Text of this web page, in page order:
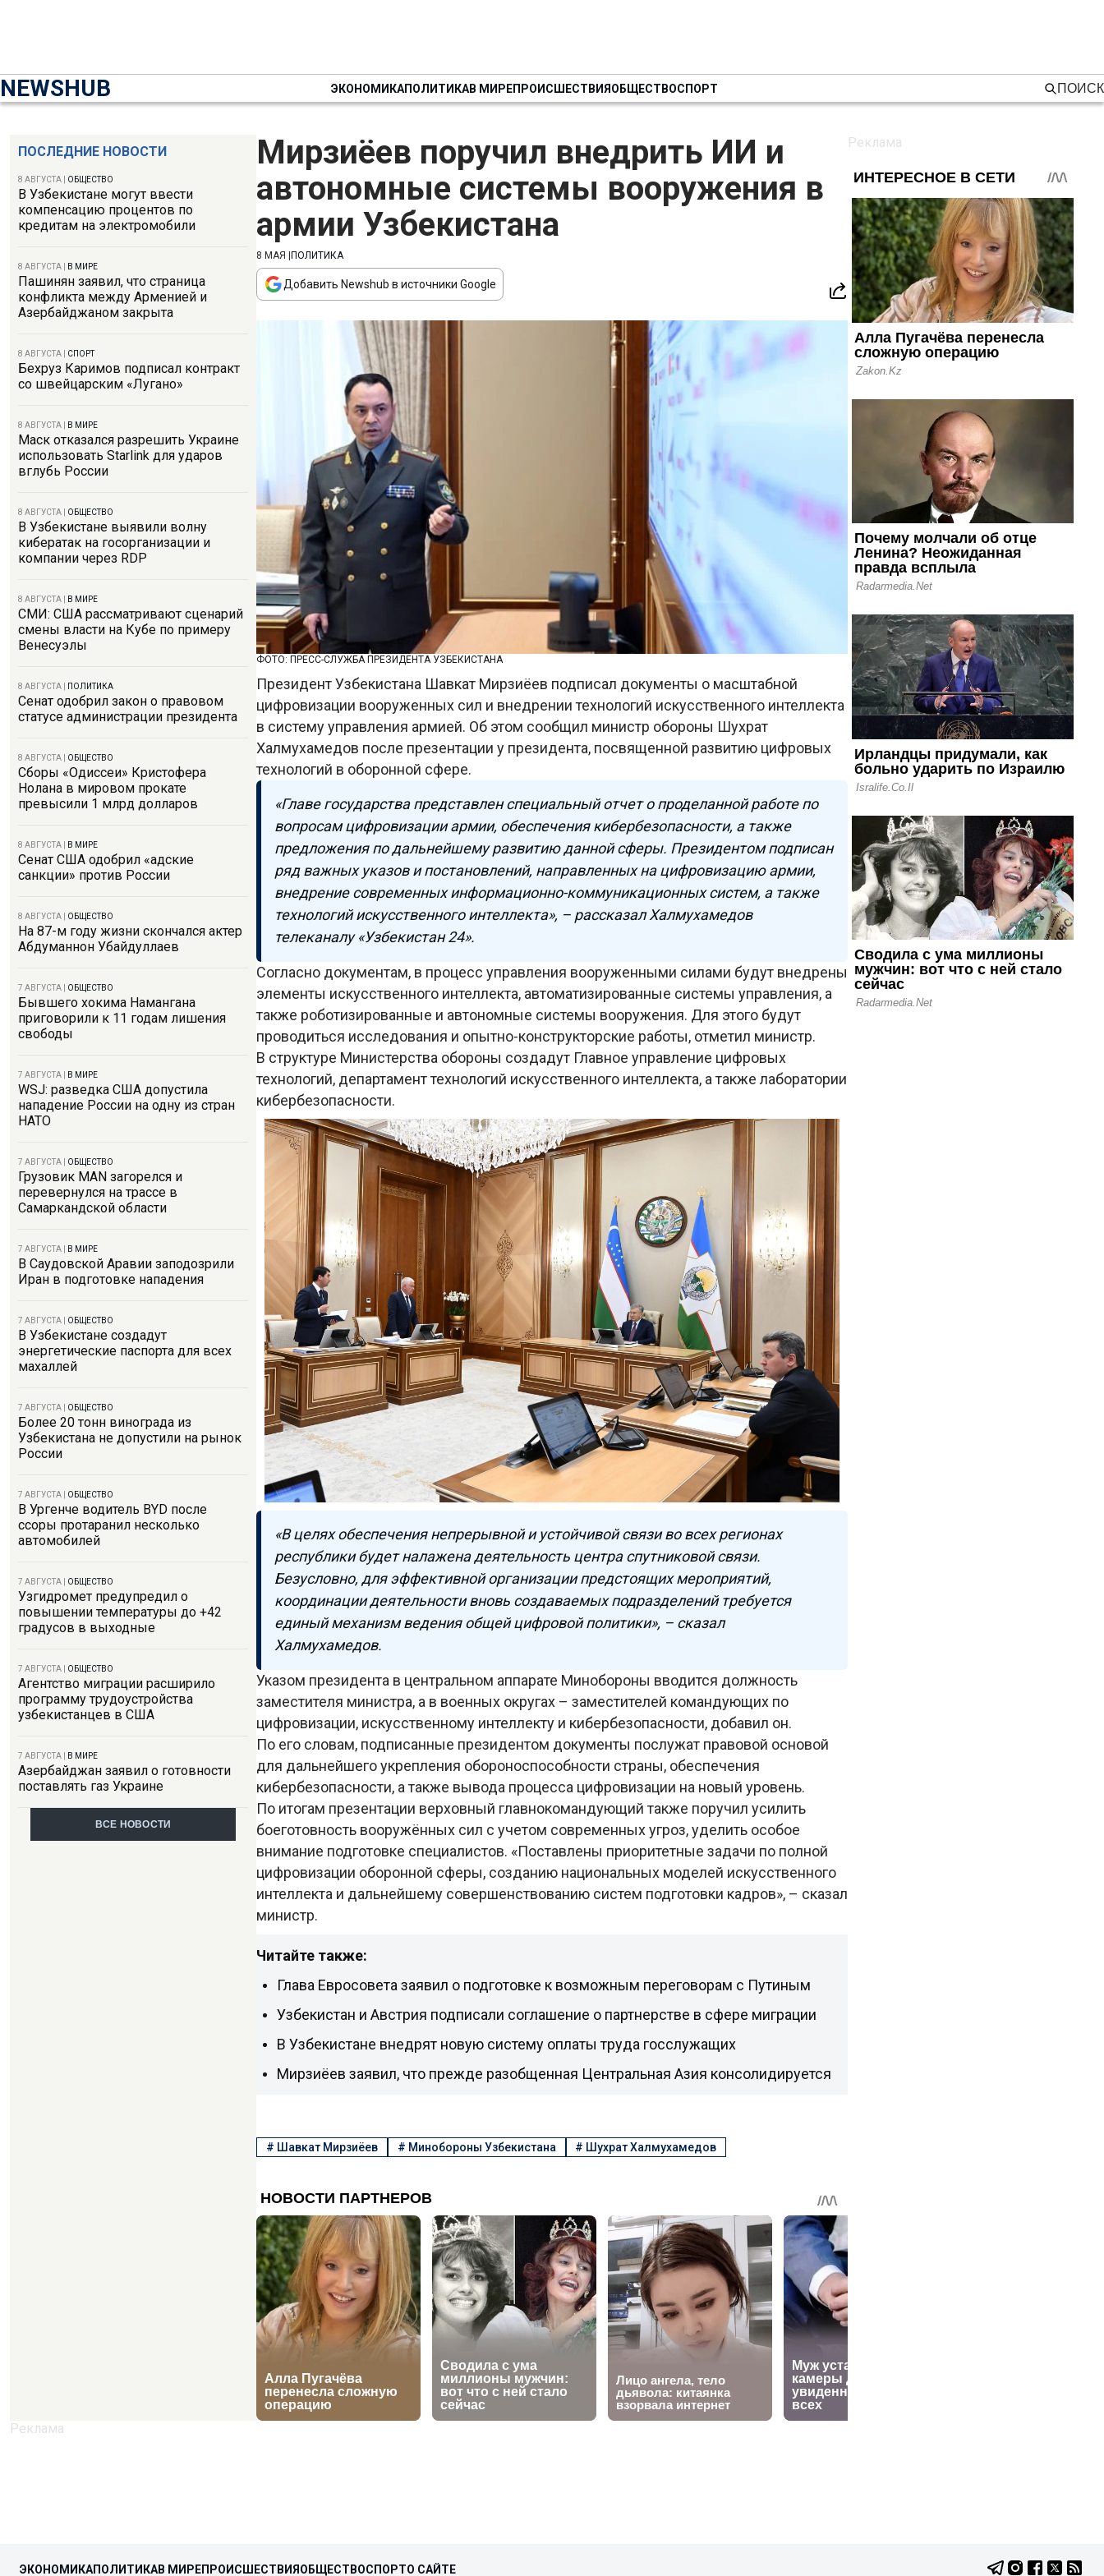
NEWSHUB ЭКОНОМИКАПОЛИТИКАВ МИРЕПРОИСШЕСТВИЯОБЩЕСТВОСПОРТ ПОИСК
ПОСЛЕДНИЕ НОВОСТИ
8 АВГУСТА ОБЩЕСТВО
В Узбекистане могут ввести
компенсацию процентов по
кредитам на электромобили
8 АВГУСТА В МИРЕ
Пашинян заявил, что страница
конфликта между Арменией и
Азербайджаном закрыта
8 АВГУСТА СПОРТ
Бехруз Каримов подписал контракт
со швейцарским «Лугано»
8 АВГУСТА В МИРЕ
Маск отказался разрешить Украине
использовать Starlink для ударов
вглубь России
8 АВГУСТА ОБЩЕСТВО
В Узбекистане выявили волну
кибератак на госорганизации и
компании через RDP
8 АВГУСТА В МИРЕ
СМИ: США рассматривают сценарий
смены власти на Кубе по примеру
Венесуэлы
8 АВГУСТА ПОЛИТИКА
Сенат одобрил закон о правовом
статусе администрации президента
8 АВГУСТА ОБЩЕСТВО
Сборы «Одиссеи» Кристофера
Нолана в мировом прокате
превысили 1 млрд долларов
8 АВГУСТА В МИРЕ
Сенат США одобрил «адские
санкции» против России
8 АВГУСТА ОБЩЕСТВО
На 87-м году жизни скончался актер
Абдуманнон Убайдуллаев
7 АВГУСТА ОБЩЕСТВО
Бывшего хокима Намангана
приговорили к 11 годам лишения
свободы
7 АВГУСТА В МИРЕ
WSJ: разведка США допустила
нападение России на одну из стран
НАТО
7 АВГУСТА ОБЩЕСТВО
Грузовик MAN загорелся и
перевернулся на трассе в
Самаркандской области
7 АВГУСТА В МИРЕ
В Саудовской Аравии заподозрили
Иран в подготовке нападения
7 АВГУСТА ОБЩЕСТВО
В Узбекистане создадут
энергетические паспорта для всех
махаллей
7 АВГУСТА ОБЩЕСТВО
Более 20 тонн винограда из
Узбекистана не допустили на рынок
России
7 АВГУСТА ОБЩЕСТВО
В Ургенче водитель BYD после
ссоры протаранил несколько
автомобилей
7 АВГУСТА ОБЩЕСТВО
Узгидромет предупредил о
повышении температуры до +42
градусов в выходные
7 АВГУСТА ОБЩЕСТВО
Агентство миграции расширило
программу трудоустройства
узбекистанцев в США
7 АВГУСТА В МИРЕ
Азербайджан заявил о готовности
поставлять газ Украине
ВСЕ НОВОСТИ
Мирзиёев поручил внедрить ИИ и
автономные системы вооружения в
армии Узбекистана
8 МАЯ ПОЛИТИКА
Добавить Newshub в источники Google
ФОТО: ПРЕСС-СЛУЖБА ПРЕЗИДЕНТА УЗБЕКИСТАНА
Президент Узбекистана Шавкат Мирзиёев подписал документы о масштабной
цифровизации вооруженных сил и внедрении технологий искусственного интеллекта
в систему управления армией. Об этом сообщил министр обороны Шухрат
Халмухамедов после презентации у президента, посвященной развитию цифровых
технологий в оборонной сфере.
«Главе государства представлен специальный отчет о проделанной работе по
вопросам цифровизации армии, обеспечения кибербезопасности, а также
предложения по дальнейшему развитию данной сферы. Президентом подписан
ряд важных указов и постановлений, направленных на цифровизацию армии,
внедрение современных информационно-коммуникационных систем, а также
технологий искусственного интеллекта», – рассказал Халмухамедов
телеканалу «Узбекистан 24».
Согласно документам, в процесс управления вооруженными силами будут внедрены
элементы искусственного интеллекта, автоматизированные системы управления, а
также роботизированные и автономные системы вооружения. Для этого будут
проводиться исследования и опытно-конструкторские работы, отметил министр.
В структуре Министерства обороны создадут Главное управление цифровых
технологий, департамент технологий искусственного интеллекта, а также лаборатории
кибербезопасности.
«В целях обеспечения непрерывной и устойчивой связи во всех регионах
республики будет налажена деятельность центра спутниковой связи.
Безусловно, для эффективной организации предстоящих мероприятий,
координации деятельности вновь создаваемых подразделений требуется
единый механизм ведения общей цифровой политики», – сказал
Халмухамедов.
Указом президента в центральном аппарате Минобороны вводится должность
заместителя министра, а в военных округах – заместителей командующих по
цифровизации, искусственному интеллекту и кибербезопасности, добавил он.
По его словам, подписанные президентом документы послужат правовой основой
для дальнейшего укрепления обороноспособности страны, обеспечения
кибербезопасности, а также вывода процесса цифровизации на новый уровень.
По итогам презентации верховный главнокомандующий также поручил усилить
боеготовность вооружённых сил с учетом современных угроз, уделить особое
внимание подготовке специалистов. «Поставлены приоритетные задачи по полной
цифровизации оборонной сферы, созданию национальных моделей искусственного
интеллекта и дальнейшему совершенствованию систем подготовки кадров», – сказал
министр.
Читайте также:
Глава Евросовета заявил о подготовке к возможным переговорам с Путиным
Узбекистан и Австрия подписали соглашение о партнерстве в сфере миграции
В Узбекистане внедрят новую систему оплаты труда госслужащих
Мирзиёев заявил, что прежде разобщенная Центральная Азия консолидируется
# Шавкат Мирзиёев # Минобороны Узбекистана # Шухрат Халмухамедов
ЭКОНОМИКАПОЛИТИКАВ МИРЕПРОИСШЕСТВИЯ ОБЩЕСТВОСПОРТО САЙТЕ